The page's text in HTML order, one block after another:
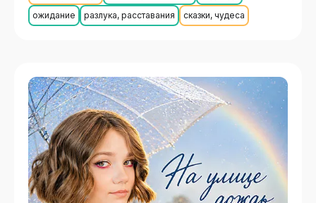
ожидание
разлука, расставания сказки, чудеса